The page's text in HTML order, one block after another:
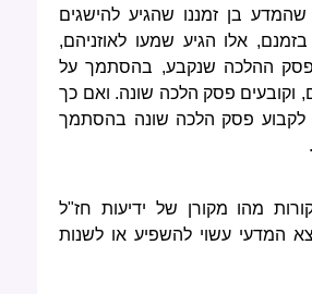
בן זמננו שהגיע להישגים
אלו הגיע שמעו לאוזניהם,
פסק ההלכה שנקבע, בהסתמך על
וקובעים פסק הלכה שונה. ואם כך
לקבוע פסק הלכה שונה בהסתמך
מהו מקורן של ידיעות חז"ל
המדעי עשוי להשפיע או לשנות